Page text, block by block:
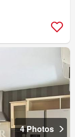
4 Photos